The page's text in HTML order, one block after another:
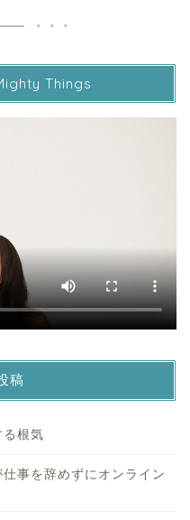
Things
稿
根気
事を辞めずにオンライン